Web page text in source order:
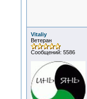
Vitaliy
Ветеран
Сообщений: 5586